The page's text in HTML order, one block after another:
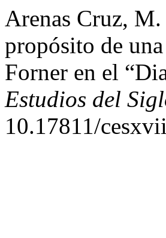
Arenas Cruz,
propósito de
Forner en el
Estudios del
10.17811/